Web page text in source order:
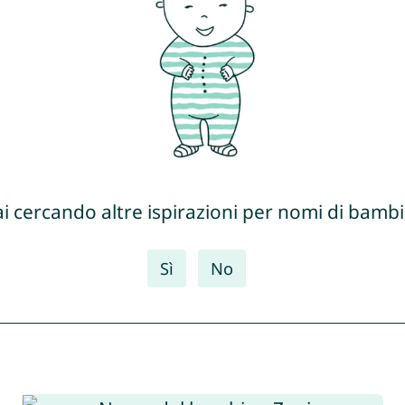
cercando altre ispirazioni per nomi di
Sì No